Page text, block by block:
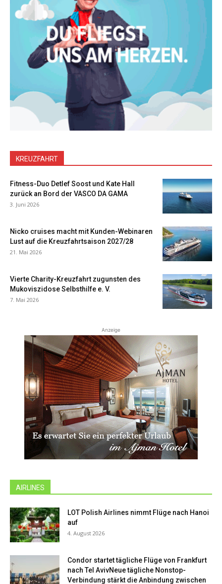
KREUZFAHRT
Fitness-Duo Detlef Soost und Kate Hall
zurück an Bord der VASCO DA GAMA
3. Juni 2026
Nicko cruises macht mit Kunden-Webinaren
Lust auf die Kreuzfahrtsaison 2027/28
21. Mai 2026
Vierte Charity-Kreuzfahrt zugunsten des
Mukoviszidose Selbsthilfe e. V.
7. Mai 2026
Anzeige
AIRLINES
LOT Polish Airlines nimmt Flüge nach Hanoi
auf
4. August 2026
Condor startet tägliche Flüge von Frankfurt
nach Tel AvivNeue tägliche Nonstop-
Verbindung stärkt die Anbindung zwischen